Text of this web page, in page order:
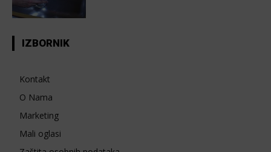
IZBORNIK
Kontakt
O Nama
Marketing
Mali oglasi